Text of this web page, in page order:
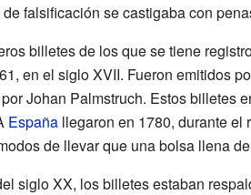
falsificación se castigaba con
billetes de los que se tiene
en el siglo XVII. Fueron emitidos
Johan Palmstruch. Estos billetes
Españallegaron en 1780, durante el
de llevar que una bolsa llena
siglo XX, los billetes estaban